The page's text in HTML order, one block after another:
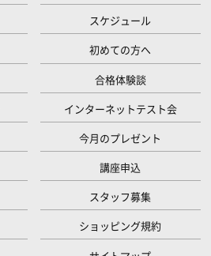
スケジュール
初めての方へ
合格体験談
インターネットテスト会
今月のプレゼント
講座申込
スタッフ募集
ショッピング規約